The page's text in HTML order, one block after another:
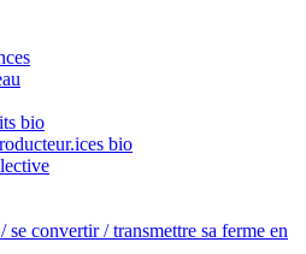
bio
bio
se convertir / transmettre sa ferme en